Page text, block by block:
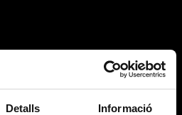
Detalls Informació